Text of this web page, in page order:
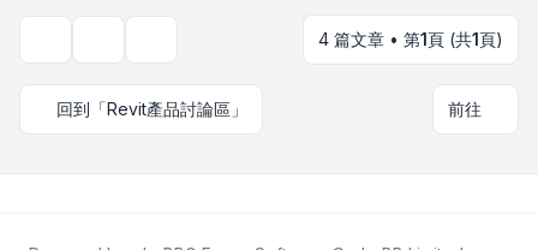
4 篇文章 • 第1頁 (共1頁)
回到「Revit產品討論區」 前往